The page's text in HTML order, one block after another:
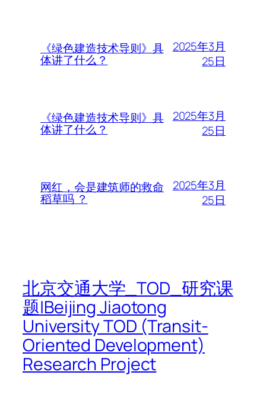
《绿色建造技术导则》具
体讲了什么？
2025年3月
25日
《绿色建造技术导则》具
体讲了什么？
2025年3月
25日
网红，会是建筑师的救命
稻草吗 ？
2025年3月
25日
北京交通大学_TOD_研究课
题|Beijing Jiaotong
University TOD (Transit-
Oriented Development)
Research Project